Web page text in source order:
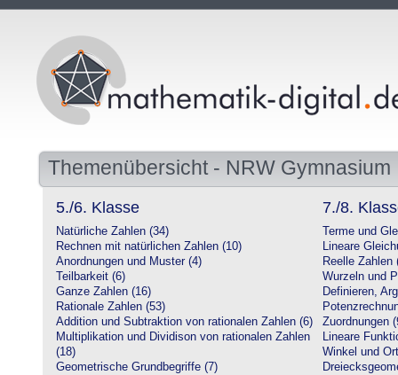
Themenübersicht - NRW Gymnasium
5./6. Klasse
Natürliche Zahlen (34)
Rechnen mit natürlichen Zahlen (10)
Anordnungen und Muster (4)
Teilbarkeit (6)
Ganze Zahlen (16)
Rationale Zahlen (53)
Addition und Subtraktion von rationalen Zahlen (6)
Multiplikation und Dividison von rationalen Zahlen
(18)
Geometrische Grundbegriffe (7)
7./8.
Terme und
Lineare
Reelle Zahlen
Wurzeln und
Definieren,
Zuordnungen
Lineare
Winkel und